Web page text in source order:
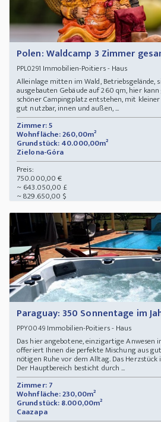
Polen: Waldcamp 3 Zimmer
PPL0291 Immobilien-Poitiers - Haus
Alleinlage mitten im Wald, Betriebsgelände,
ausgebauten Gebäude auf 260 qm, hier
schöner Campingplatz entstehen, mit
gut nutzbar, innen und außen, ...
Zimmer: 5
Wohnfläche: 260,00m²
Grundstück: 40.000,00m²
Zielona-Góra
Preis:
750.000,00 €
~ 643.050,00 £
~ 829.650,00 $
Paraguay: 350 Sonnentage im
PPY0049Immobilien-Poitiers - Haus
Das hier angebotene, einzigartige Anwesen
offeriert Ihnen die perfekte Mischung aus
nötigen Ruhe vor dem Alltag. Das
Der Hauptbereich besticht durch ...
Zimmer: 7
Wohnfläche: 230,00m²
Grundstück: 8.000,00m²
Caazapa